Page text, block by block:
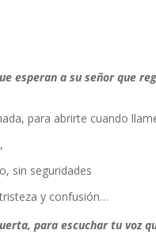
esperan a su señor que
para abrirte cuando
sin seguridades
y confusión…
para escuchar tu voz